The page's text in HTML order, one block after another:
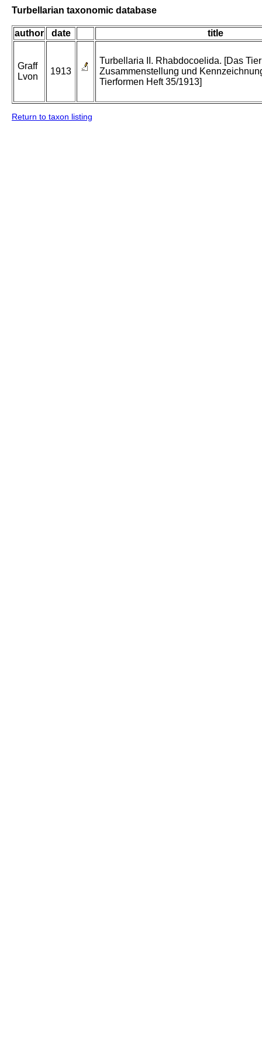
Turbellarian taxonomic database
author date title
Graff
Lvon
1913
Turbellaria II. Rhabdocoelida. [Das
Zusammenstellung und
Tierformen Heft 35/1913]
Return to taxon listing